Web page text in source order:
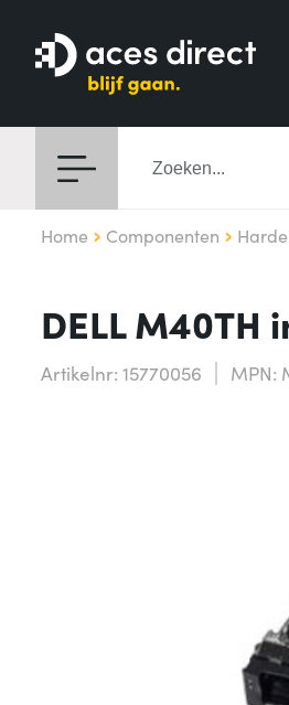
Home Componenten
DELL M40TH
Artikelnr: 15770056 MPN: